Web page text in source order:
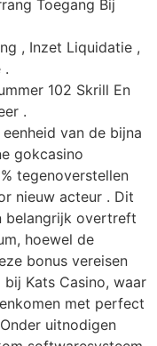
Toegang Bij
, Inzet Liquidatie ,
.
102 Skrill En
.
van de bijna
gokcasino
tegenoverstellen
nieuw acteur . Dit
belangrijk overtreft
hoewel de
bonus vereisen
Kats Casino, waar
met perfect
uitnodigen